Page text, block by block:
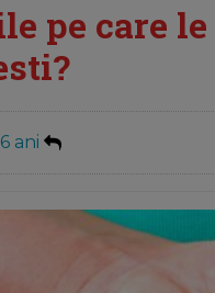
pe care
ani